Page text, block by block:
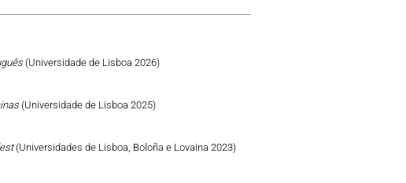
(Universidade de Lisboa 2026)
(Universidade de Lisboa 2025)
(Universidades de Lisboa, Boloña e Lovaina 2023)